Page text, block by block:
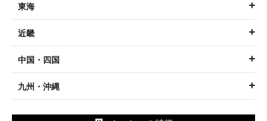
東海
近畿
中国・四国
九州・沖縄